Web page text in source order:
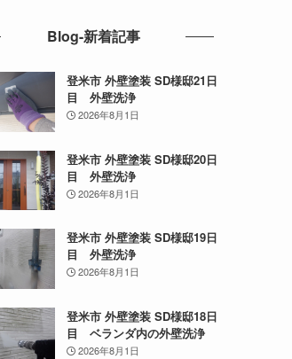
Blog-新着記事
登米市 外壁塗装 SD様邸21日
目 外壁洗浄
2026年8月1日
登米市 外壁塗装 SD様邸20日
目 外壁洗浄
2026年8月1日
登米市 外壁塗装 SD様邸19日
目 外壁洗浄
2026年8月1日
登米市 外壁塗装 SD様邸18日
目 ベランダ内の外壁洗浄
2026年8月1日